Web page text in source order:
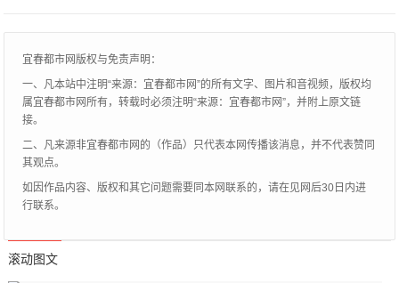
宜春都市网版权与免责声明：
一、凡本站中注明“来源：宜春都市网”的所有文字、图片和音视频，版权均
属宜春都市网所有，转载时必须注明“来源：宜春都市网”，并附上原文链
接。
二、凡来源非宜春都市网的（作品）只代表本网传播该消息，并不代表赞同
其观点。
如因作品内容、版权和其它问题需要同本网联系的，请在见网后30日内进
行联系。
滚动图文